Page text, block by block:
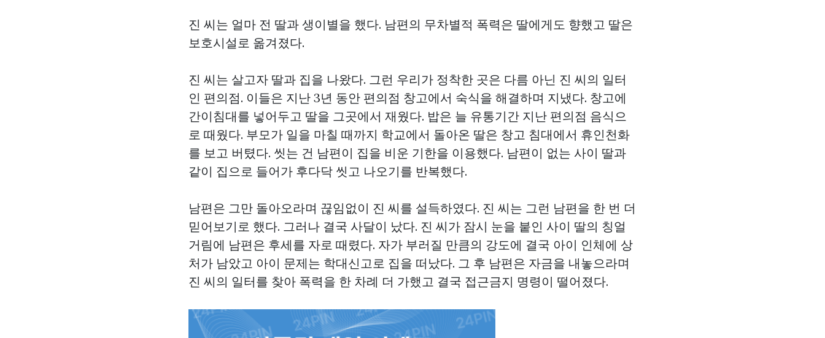
진 씨는 얼마 전 딸과 생이별을 했다. 남편의 무차별적 폭력은 딸에게도 향했고 딸은
보호시설로 옮겨졌다.
진 씨는 살고자 딸과 집을 나왔다. 그런 우리가 정착한 곳은 다름 아닌 진 씨의 일터
인 편의점. 이들은 지난 3년 동안 편의점 창고에서 숙식을 해결하며 지냈다. 창고에
간이침대를 넣어두고 딸을 그곳에서 재웠다. 밥은 늘 유통기간 지난 편의점 음식으
로 때웠다. 부모가 일을 마칠 때까지 학교에서 돌아온 딸은 창고 침대에서 휴인천화
를 보고 버텼다. 씻는 건 남편이 집을 비운 기한을 이용했다. 남편이 없는 사이 딸과
같이 집으로 들어가 후다닥 씻고 나오기를 반복했다.
남편은 그만 돌아오라며 끊임없이 진 씨를 설득하였다. 진 씨는 그런 남편을 한 번 더
믿어보기로 했다. 그러나 결국 사달이 났다. 진 씨가 잠시 눈을 붙인 사이 딸의 칭얼
거림에 남편은 후세를 자로 때렸다. 자가 부러질 만큼의 강도에 결국 아이 인체에 상
처가 남았고 아이 문제는 학대신고로 집을 떠났다. 그 후 남편은 자금을 내놓으라며
진 씨의 일터를 찾아 폭력을 한 차례 더 가했고 결국 접근금지 명령이 떨어졌다.